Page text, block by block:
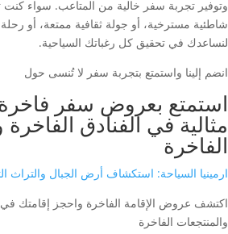
وتوفير تجربة سفر خالية من المتاعب. سواء
شاطئية مسترخية، أو جولة ثقافية ممتعة، أو
لنساعدك في تحقيق كل رغباتك السياحية.
انضم إلينا واستمتع بتجربة سفر لا تُنسى حول
استمتع بعروض سفر
مثالية في الفنادق
الفاخرة
ارمينيا السياحة: استكشاف أرض الجبال والتراث
اكتشف عروض الإقامة الفاخرة واحجز إقامتك
والمنتجعات الفاخرة